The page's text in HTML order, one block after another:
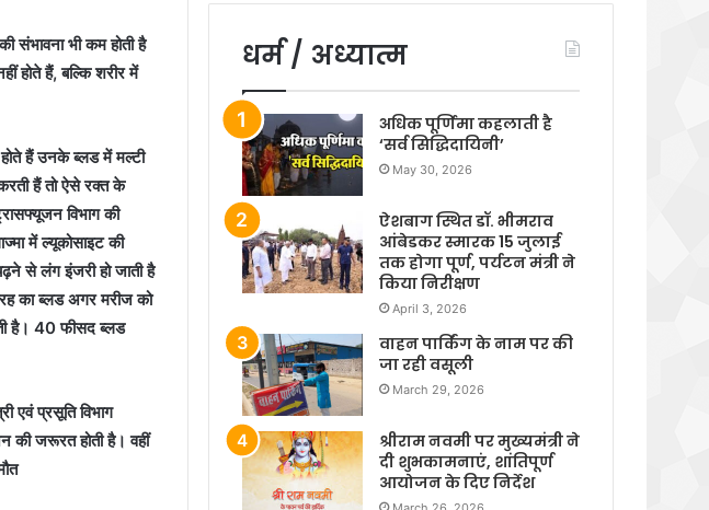
संभावना भी कम होती है
होते हैं, बल्कि शरीर में
हैं उनके ब्लड में मल्टी
हैं तो ऐसे रक्त के
विभाग की
में ल्यूकोसाइट की
से लंग इंजरी हो जाती है
का ब्लड अगर मरीज को
है। 40 फीसद ब्लड
एवं प्रसूति विभाग
की जरूरत होती है। वहीं
धर्म / अध्यात्म
अधिक पूर्णिमा कहलाती है
‘सर्व सिद्धिदायिनी’
May 30, 2026
ऐशबाग स्थित डॉ. भीमराव
आंबेडकर स्मारक 15 जुलाई
तक होगा पूर्ण, पर्यटन मंत्री ने
किया निरीक्षण
April 3, 2026
वाहन पार्किंग के नाम पर की
जा रही वसूली
March 29, 2026
श्रीराम नवमी पर मुख्यमंत्री ने
दी शुभकामनाएं, शांतिपूर्ण
आयोजन के दिए निर्देश